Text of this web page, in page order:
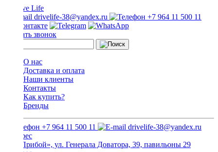
drivelife-38@yandex.ru +7 964 11 500 11
Заказать звонок
О нас
Доставка и оплата
Наши клиенты
Контакты
Как купить?
Бренды
+7 964 11 500 11 drivelife-38@yandex.ru
ТЦ «Прибой», ул. Генерала Доватора, 39, павильоны 29